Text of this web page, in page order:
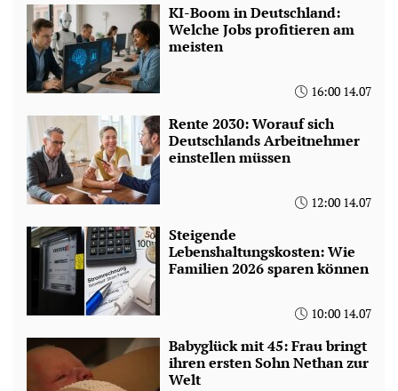
KI-Boom in Deutschland:
Welche Jobs profitieren am
meisten
16:00 14.07
Rente 2030: Worauf sich
Deutschlands Arbeitnehmer
einstellen müssen
12:00 14.07
Steigende
Lebenshaltungskosten: Wie
Familien 2026 sparen können
10:00 14.07
Babyglück mit 45: Frau bringt
ihren ersten Sohn Nethan zur
Welt